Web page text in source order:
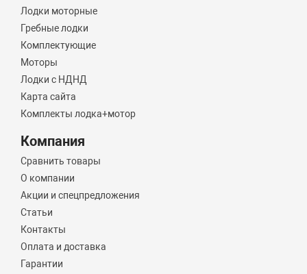
Лодки моторные
Гребные лодки
Комплектующие
Моторы
Лодки с НДНД
Карта сайта
Комплекты лодка+мотор
Компания
Сравнить товары
О компании
Акции и спецпредложения
Статьи
Контакты
Оплата и доставка
Гарантии